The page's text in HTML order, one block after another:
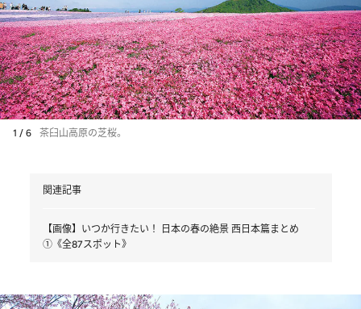
1 / 6 茶臼山高原の芝桜。
関連記事
【画像】いつか行きたい！ 日本の春の絶景 西日本篇まとめ
①《全87スポット》